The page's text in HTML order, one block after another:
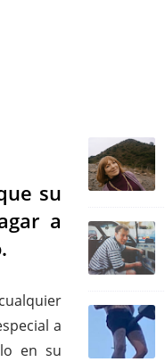
su
a
a
en su